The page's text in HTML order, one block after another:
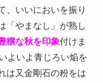
、いいにおいを振り
「やまなし」が熟し
穣な秋を印象付けま
よいよ青じろい焔を
は又金剛石の粉をは